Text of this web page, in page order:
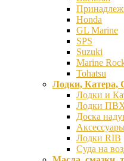
Honda
GL Marine
SPS
Suzuki
Marine
Tohatsu
Лодки, Катера,
Лодки и
Лодки
Доска
Лодки RIB
Суда на